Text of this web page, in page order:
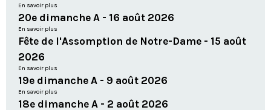
En savoir plus
20e dimanche A - 16 août 2026
En savoir plus
Fête de l'Assomption de Notre-Dame - 15 août
2026
En savoir plus
19e dimanche A - 9 août 2026
En savoir plus
18e dimanche A - 2 août 2026